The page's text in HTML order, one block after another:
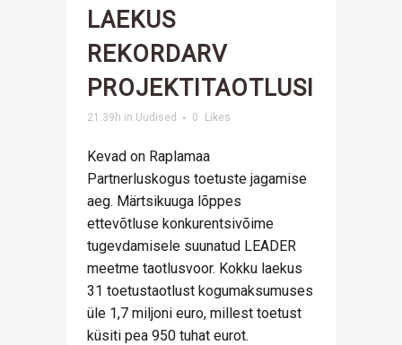
LAEKUS
REKORDARV
PROJEKTITAOTLUSI
21:39h in Uudised 0 Likes
Kevad on Raplamaa
Partnerluskogus toetuste jagamise
aeg. Märtsikuuga lõppes
ettevõtluse konkurentsivõime
tugevdamisele suunatud LEADER
meetme taotlusvoor. Kokku laekus
31 toetustaotlust kogumaksumuses
üle 1,7 miljoni euro, millest toetust
küsiti pea 950 tuhat eurot.